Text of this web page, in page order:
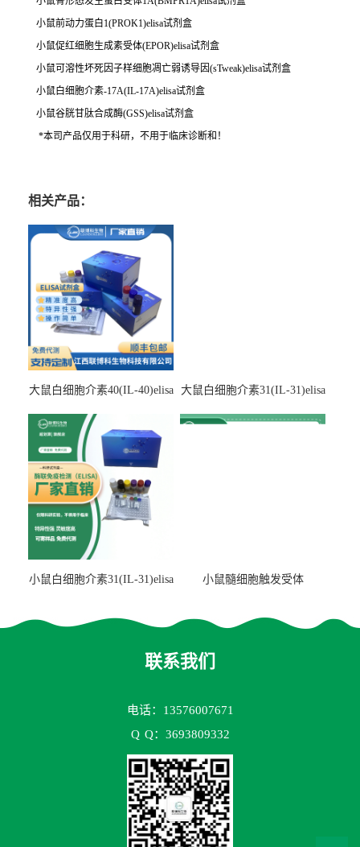
小鼠前动力蛋白1(PROK1)elisa试剂盒
小鼠促红细胞生成素受体(EPOR)elisa试剂盒
小鼠可溶性坏死因子样细胞凋亡弱诱导因(sTweak)elisa试剂盒
小鼠白细胞介素-17A(IL-17A)elisa试剂盒
小鼠谷胱甘肽合成酶(GSS)elisa试剂盒
*本司产品仅用于科研，不用于临床诊断和！
相关产品：
大鼠白细胞介素40(IL-40)elisa
大鼠白细胞介素31(IL-31)elisa
小鼠白细胞介素31(IL-31)elisa
小鼠髓细胞触发受体
联系我们
电话：13576007671
Q Q：3693809332